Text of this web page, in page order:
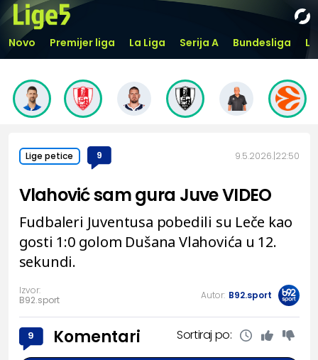
Novo Premijer liga La Liga Serija A Bundesliga
Lige petice 9 9.5.2026. 22:50
Vlahović sam gura Juve VIDEO
Fudbaleri Juventusa pobedili su Leče kao
gosti 1:0 golom Dušana Vlahovića u 12.
sekundi.
Izvor:
B92.sport
Autor: B92.sport
9 Komentari Sortiraj po: